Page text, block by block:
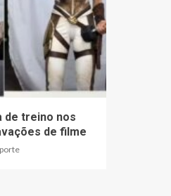
de treino nos
de filme